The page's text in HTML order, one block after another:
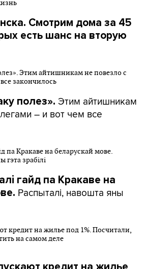
Смотрим дома за 45
есть шанс на вторую
полез». Этим айтишникам
– и вот чем все
гайд па Кракаве на
Распыталі, навошта яны